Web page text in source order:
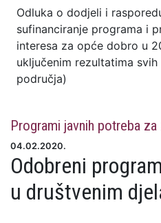
Odluka o dodjeli i
sufinanciranje programa i
interesa za opće dobro u
uključenim rezultatima
područja)
Programi javnih potreba za
04.02.2020.
Odobreni
u društvenim